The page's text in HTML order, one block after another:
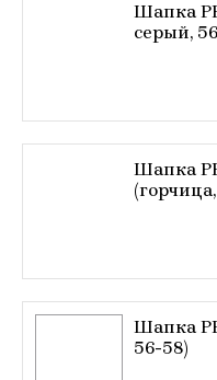
Шапка
серый,
Шапка
Шапка
56-58)